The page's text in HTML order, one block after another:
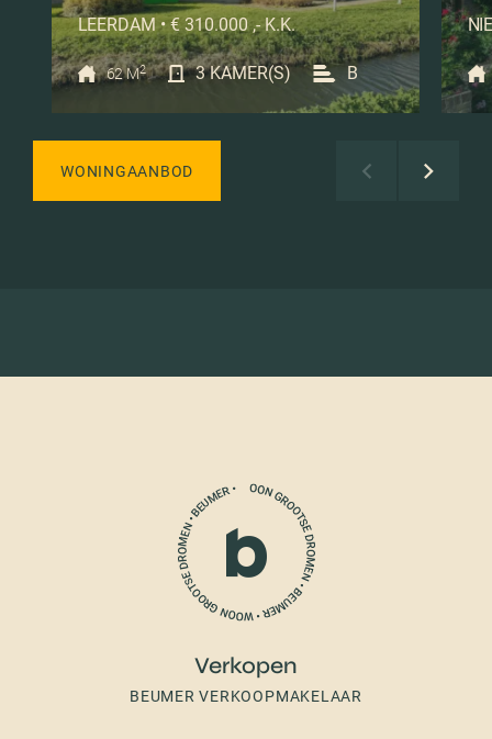
LEERDAM • € 310.000 ,- K.K.
62 M2 3 KAMER(S) B
WONINGAANBOD
Verkopen
BEUMER VERKOOPMAKELAAR